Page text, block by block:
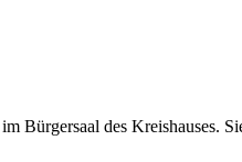
Bürgersaal des Kreishauses.